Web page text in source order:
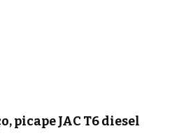
picape JAC T6 diesel